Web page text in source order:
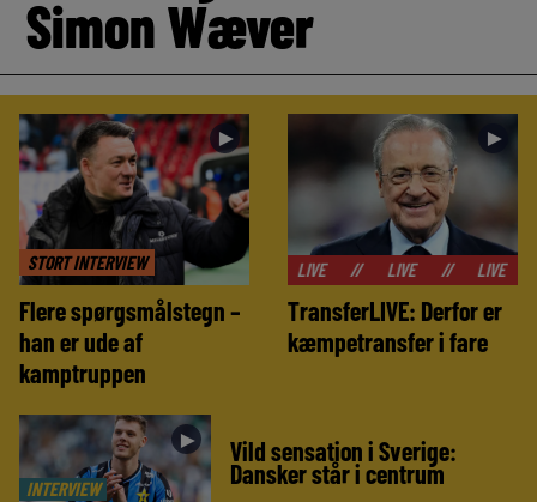
Simon Wæver
STORT INTERVIEW
►
Flere spørgsmålstegn –
han er ude af
kamptruppen
►
// LIVE LIVE LIVE // LIVE
TransferLIVE: Derfor er
kæmpetransfer i fare
INTERVIEW
► Vild sensation i Sverige:
Dansker står i centrum